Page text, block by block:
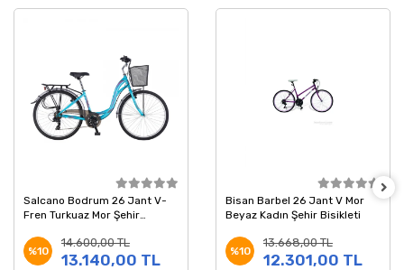
Salcano Bodrum 26 Jant V-
Fren Turkuaz Mor Şehir
%10
14.600,00 TL
13.140,00 TL
Bisan Barbel 26 Jant V Mor
Beyaz Kadın Şehir Bisikleti
%10
13.668,00 TL
12.301,00 TL